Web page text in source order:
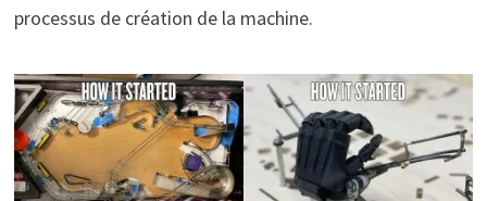
processus de création de la machine.